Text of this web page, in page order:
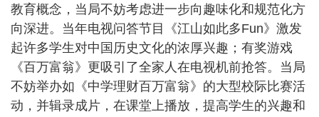
教育概念，当局不妨考虑进一步向趣味化和规范化方
向深进。当年电视问答节目《江山如此多Fun》激发
起许多学生对中国历史文化的浓厚兴趣；有奖游戏
《百万富翁》更吸引了全家人在电视机前抢答。当局
不妨举办如《中学理财百万富翁》的大型校际比赛活
动，并辑录成片，在课堂上播放，提高学生的兴趣和